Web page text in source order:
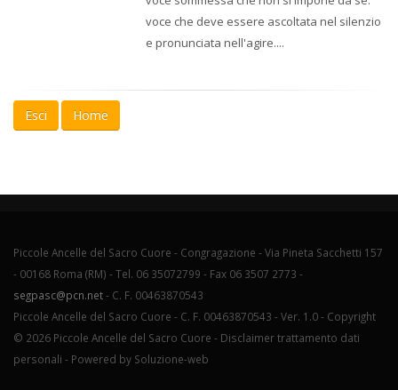
voce che deve essere ascoltata nel silenzio
e pronunciata nell'agire....
Esci Home
Piccole Ancelle del Sacro Cuore - Congragazione - Via Pineta Sacchetti 157
- 00168 Roma (RM) - Tel. 06 35072799 - Fax 06 3507 2773 -
segpasc@pcn.net- C. F. 00463870543
Piccole Ancelle del Sacro Cuore - C. F. 00463870543 - Ver. 1.0 - Copyright
© 2026 Piccole Ancelle del Sacro Cuore - Disclaimer trattamento dati
personali - Powered by Soluzione-web